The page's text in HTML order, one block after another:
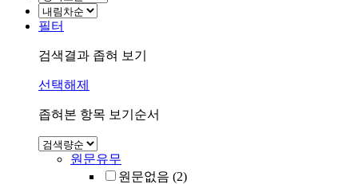
필터
검색결과 좁혀 보기
선택해제
좁혀본 항목 보기순서
원문유무
원문없음 (2)